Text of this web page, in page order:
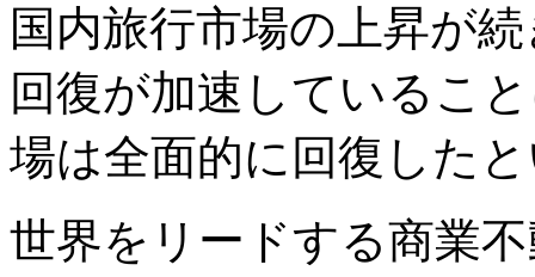
国内旅行市場の上昇が
回復が加速しているこ
場は全面的に回復した
世界をリードする商業